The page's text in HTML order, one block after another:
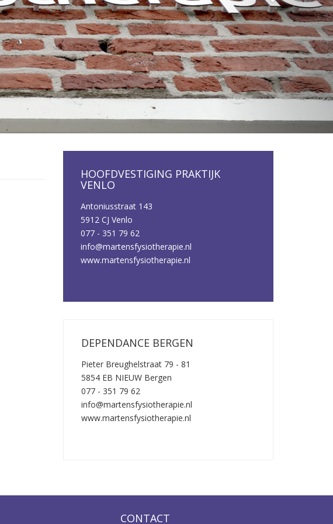
HOOFDVESTIGING PRAKTIJK
VENLO
Antoniusstraat 143
5912 CJ Venlo
077 - 351 79 62
info@martensfysiotherapie.nl
www.martensfysiotherapie.nl
DEPENDANCE BERGEN
Pieter Breughelstraat 79 - 81
5854 EB NIEUW Bergen
077 - 351 79 62
info@martensfysiotherapie.nl
www.martensfysiotherapie.nl
CONTACT